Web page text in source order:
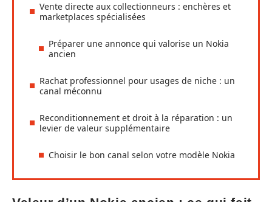
Vente directe aux collectionneurs : enchères et
marketplaces spécialisées
Préparer une annonce qui valorise un Nokia
ancien
Rachat professionnel pour usages de niche : un
canal méconnu
Reconditionnement et droit à la réparation : un
levier de valeur supplémentaire
Choisir le bon canal selon votre modèle Nokia